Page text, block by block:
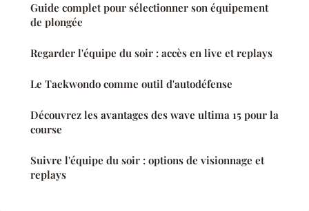
Guide complet pour sélectionner son équipement
de plongée
Regarder l'équipe du soir : accès en live et replays
Le Taekwondo comme outil d'autodéfense
Découvrez les avantages des wave ultima 15 pour la
course
Suivre l'équipe du soir : options de visionnage et
replays